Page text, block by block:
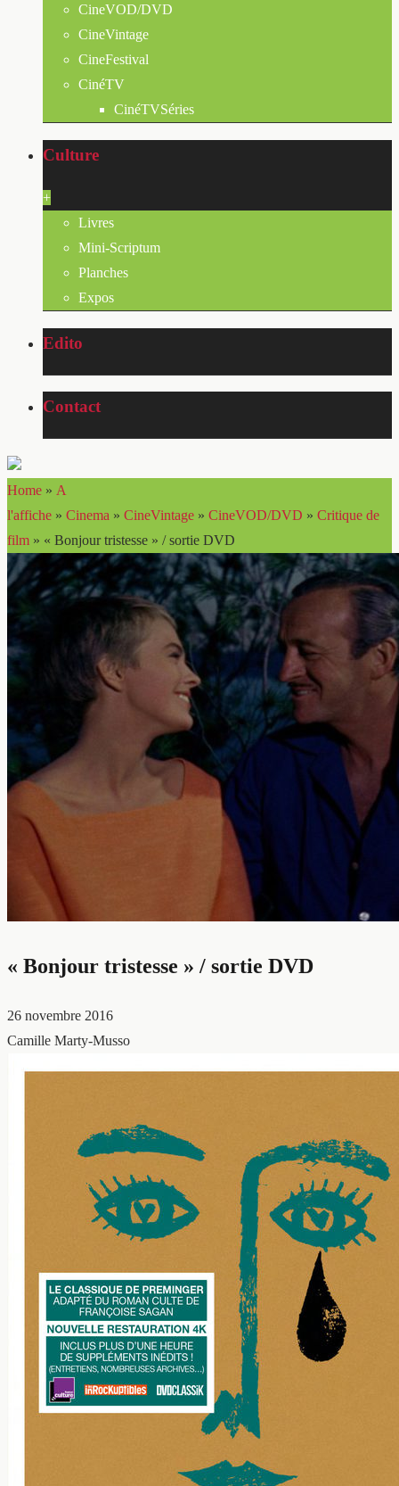
CineVOD/DVD
CineVintage
CineFestival
CinéTV
CinéTVSéries
Culture
+
Livres
Mini-Scriptum
Planches
Expos
Edito
Contact
Home » A
l'affiche » Cinema » CineVintage » CineVOD/DVD » Critique de
film » « Bonjour tristesse » / sortie DVD
« Bonjour tristesse » / sortie DVD
26 novembre 2016
Camille Marty-Musso